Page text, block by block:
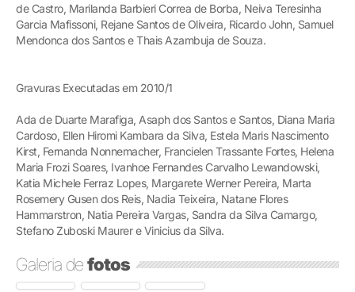
de Castro, Marilanda Barbieri Correa de Borba, Neiva Teresinha
Garcia Mafissoni, Rejane Santos de Oliveira, Ricardo John, Samuel
Mendonca dos Santos e Thais Azambuja de Souza.
Gravuras Executadas em 2010/1
Ada de Duarte Marafiga, Asaph dos Santos e Santos, Diana Maria
Cardoso, Ellen Hiromi Kambara da Silva, Estela Maris Nascimento
Kirst, Fernanda Nonnemacher, Francielen Trassante Fortes, Helena
Maria Frozi Soares, Ivanhoe Fernandes Carvalho Lewandowski,
Katia Michele Ferraz Lopes, Margarete Werner Pereira, Marta
Rosemery Gusen dos Reis, Nadia Teixeira, Natane Flores
Hammarstron, Natia Pereira Vargas, Sandra da Silva Camargo,
Stefano Zuboski Maurer e Vinicius da Silva.
Galeria defotos